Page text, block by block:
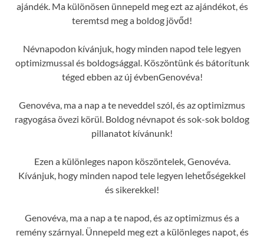
ajándék. Ma különösen ünnepeld meg ezt az ajándékot, és
teremtsd meg a boldog jövőd!
Névnapodon kívánjuk, hogy minden napod tele legyen
optimizmussal és boldogsággal. Köszöntünk és bátorítunk
téged ebben az új évbenGenovéva!
Genovéva, ma a nap a te neveddel szól, és az optimizmus
ragyogása övezi körül. Boldog névnapot és sok-sok boldog
pillanatot kívánunk!
Ezen a különleges napon köszöntelek, Genovéva.
Kívánjuk, hogy minden napod tele legyen lehetőségekkel
és sikerekkel!
Genovéva, ma a nap a te napod, és az optimizmus és a
remény szárnyal. Ünnepeld meg ezt a különleges napot, és